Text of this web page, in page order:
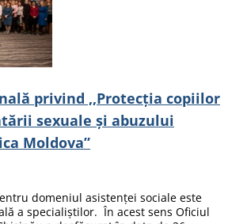
privind ,,Protecția copiilor
sexuale și abuzului
Moldova”
domeniul asistenței sociale este
a specialiștilor. În acest sens Oficiul